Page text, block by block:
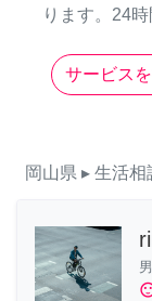
ります。24
サービス
岡山県 ▸ 生活相